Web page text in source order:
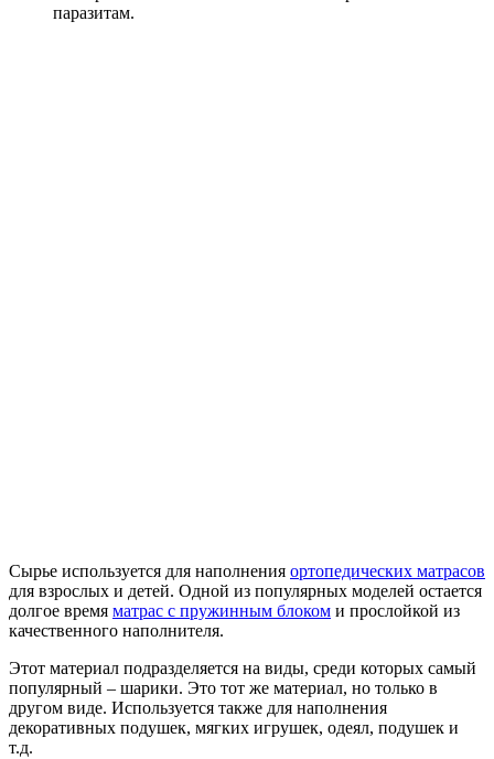
паразитам.
Сырье используется для наполнения ортопедических матрасов
для взрослых и детей. Одной из популярных моделей остается
долгое время матрас с пружинным блоком и прослойкой из
качественного наполнителя.
Этот материал подразделяется на виды, среди которых самый
популярный – шарики. Это тот же материал, но только в
другом виде. Используется также для наполнения
декоративных подушек, мягких игрушек, одеял, подушек и
т.д.